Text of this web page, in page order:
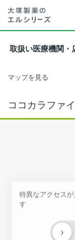
取扱い医療機関・
マップを見る
ココカラファ
特異なアクセス
す
›